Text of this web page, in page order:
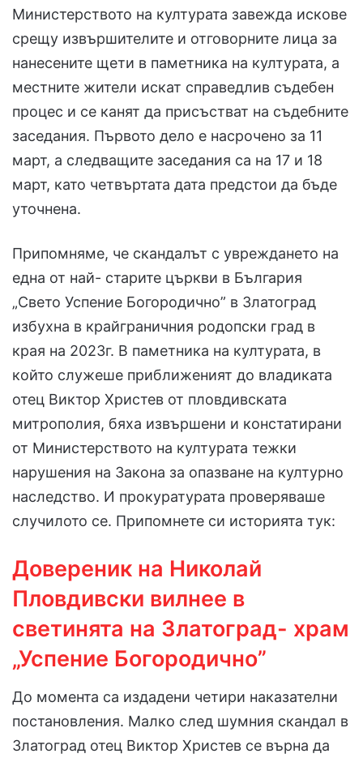
Министерството на културата завежда искове
срещу извършителите и отговорните лица за
нанесените щети в паметника на културата, а
местните жители искат справедлив съдебен
процес и се канят да присъстват на съдебните
заседания. Първото дело е насрочено за 11
март, а следващите заседания са на 17 и 18
март, като четвъртата дата предстои да бъде
уточнена.
Припомняме, че скандалът с увреждането на
една от най- старите църкви в България
„Свето Успение Богородично” в Златоград
избухна в крайграничния родопски град в
края на 2023г. В паметника на културата, в
който служеше приближеният до владиката
отец Виктор Христев от пловдивската
митрополия, бяха извършени и констатирани
от Министерството на културата тежки
нарушения на Закона за опазване на културно
наследство. И прокуратурата проверяваше
случилото се. Припомнете си историята тук:
Довереник на Николай
Пловдивски вилнее в
светинята на Златоград- храм
„Успение Богородично”
До момента са издадени четири наказателни
постановления. Малко след шумния скандал в
Златоград отец Виктор Христев се върна да